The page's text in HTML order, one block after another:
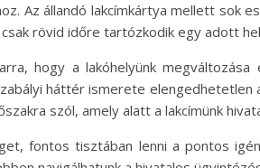
Az állandó lakcímkártya mellett sok
rövid időre tartózkodik egy adott
hogy a lakóhelyünk
háttér ismerete elengedhetetlen
szól, amely alatt a lakcímünk
fontos tisztában lenni a pontos